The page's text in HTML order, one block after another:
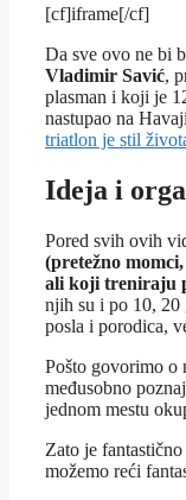
[cf]iframe[/cf]
Da sve ovo ne bi
Vladimir Savić,
plasman i koji je
nastupao na
triatlon je stil
Ideja i
Pored svih ovih
(pretežno
ali koji treniraju
njih su i po 10, 20
posla i porodica,
Pošto govorimo o
međusobno
jednom mestu
Zato je
možemo reći